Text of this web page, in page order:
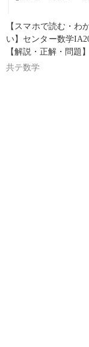
【スマホで読む・わ
い】センター数学
【解説・正解・問題】
共テ数学